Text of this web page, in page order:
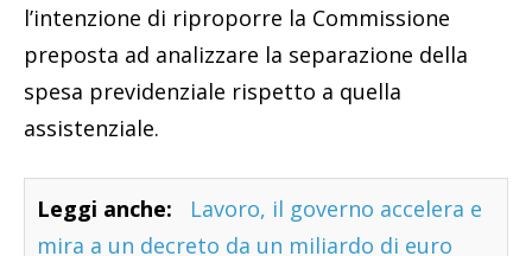
l’intenzione di riproporre la Commissione
preposta ad analizzare la separazione della
spesa previdenziale rispetto a quella
assistenziale.
Leggi anche:
Lavoro, il governo accelera e
mira a un decreto da un miliardo di euro